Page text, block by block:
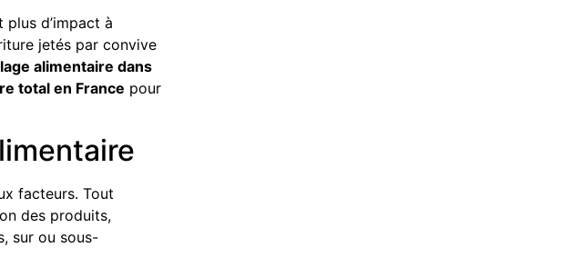
plus d’impact à
jetés par convive
alimentaire dans
total en France pour
facteurs. Tout
des produits,
sur ou sous-